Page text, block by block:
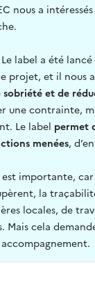
nous a
label a été
projet, et il nous a
et de
une contrainte,
Le label permet
menées,
est importante, car
la
locales, de
Mais cela